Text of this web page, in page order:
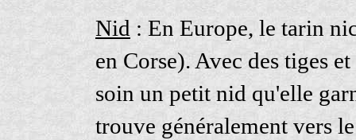
Nid : En Europe, le tarin
en Corse). Avec des tiges
soin un petit nid qu'elle
trouve généralement vers